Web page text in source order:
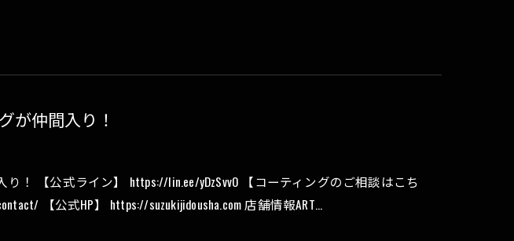
が仲間入り！
！ 【公式ライン】 https://lin.ee/yDzSvvO 【コーティングのご相談はこち
【公式HP】 https://suzukijidousha.com 店舗情報ART…